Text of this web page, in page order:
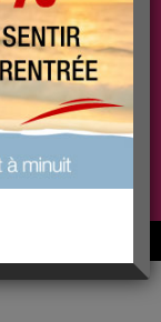
PLUS
COACHING
avec nous